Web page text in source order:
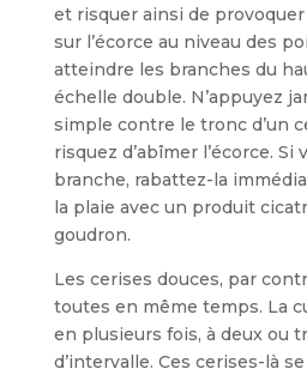
et risquer ainsi de
sur l’écorce au niveau des
atteindre les branches du
échelle double. N’appuyez
simple contre le tronc d’un
risquez d’abîmer l’écorce. Si
branche, rabattez-la
la plaie avec un produit
goudron.
Les cerises douces, par
toutes en même temps. La
en plusieurs fois, à deux ou
d’intervalle. Ces cerises-là